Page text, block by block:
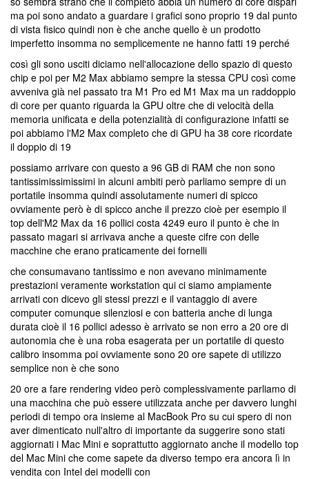
ma poi sono andato a guardare i grafici sono proprio 19 dal punto
di vista fisico quindi non è che anche quello è un prodotto
imperfetto insomma no semplicemente ne hanno fatti 19 perché
così gli sono usciti diciamo nell'allocazione dello spazio di questo
chip e poi per M2 Max abbiamo sempre la stessa CPU così come
avveniva già nel passato tra M1 Pro ed M1 Max ma un raddoppio
di core per quanto riguarda la GPU oltre che di velocità della
memoria unificata e della potenzialità di configurazione infatti se
poi abbiamo l'M2 Max completo che di GPU ha 38 core ricordate
il doppio di 19
possiamo arrivare con questo a 96 GB di RAM che non sono
tantissimissimissimi in alcuni ambiti però parliamo sempre di un
portatile insomma quindi assolutamente numeri di spicco
ovviamente però è di spicco anche il prezzo cioè per esempio il
top dell'M2 Max da 16 pollici costa 4249 euro il punto è che in
passato magari si arrivava anche a queste cifre con delle
macchine che erano praticamente dei fornelli
che consumavano tantissimo e non avevano minimamente
prestazioni veramente workstation qui ci siamo ampiamente
arrivati con dicevo gli stessi prezzi e il vantaggio di avere
computer comunque silenziosi e con batteria anche di lunga
durata cioè il 16 pollici adesso è arrivato se non erro a 20 ore di
autonomia che è una roba esagerata per un portatile di questo
calibro insomma poi ovviamente sono 20 ore sapete di utilizzo
semplice non è che sono
20 ore a fare rendering video però complessivamente parliamo di
una macchina che può essere utilizzata anche per davvero lunghi
periodi di tempo ora insieme al MacBook Pro su cui spero di non
aver dimenticato null'altro di importante da suggerire sono stati
aggiornati i Mac Mini e soprattutto aggiornato anche il modello top
del Mac Mini che come sapete da diverso tempo era ancora lì in
vendita con Intel dei modelli con